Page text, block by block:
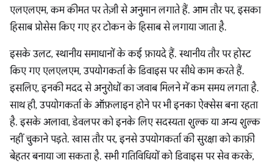
एलएलएम, कम कीमत पर तेज़ी से अनुमान लगाते हैं. आम तौर पर, इसका
हिसाब प्रोसेस किए गए हर टोकन के हिसाब से लगाया जाता है.
इसके उलट, स्थानीय समाधानों के कई फ़ायदे हैं. स्थानीय तौर पर होस्ट
किए गए एलएलएम, उपयोगकर्ता के डिवाइस पर सीधे काम करते हैं.
इसलिए, इनकी मदद से अनुरोधों का जवाब मिलने में कम समय लगता है.
साथ ही, उपयोगकर्ता के ऑफ़लाइन होने पर भी इनका ऐक्सेस बना रहता
है. इसके अलावा, डेवलपर को इनके लिए सदस्यता शुल्क या अन्य शुल्क
नहीं चुकाने पड़ते. खास तौर पर, इनसे उपयोगकर्ता की सुरक्षा को काफ़ी
बेहतर बनाया जा सकता है. सभी गतिविधियों को डिवाइस पर सेव करके,